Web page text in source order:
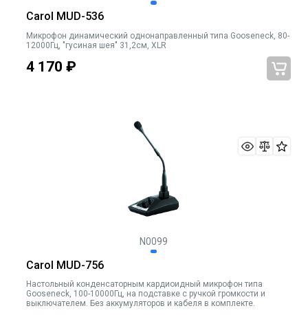
Carol MUD-536
Микрофон динамический однонаправленный типа Gooseneck, 80-
12000Гц, "гусиная шея" 31,2cм, XLR
4 170 ₽
N0099
Carol MUD-756
Настольный конденсаторным кардиоидный микрофон типа
Gooseneck, 100-10000Гц, на подставке с ручкой громкости и
выключателем. Без аккумуляторов и кабеля в комплекте.